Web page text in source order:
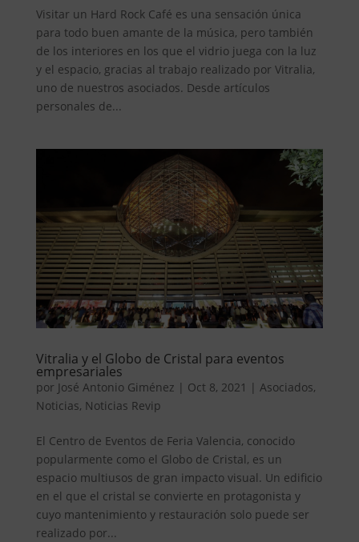
Visitar un Hard Rock Café es una sensación única
para todo buen amante de la música, pero también
de los interiores en los que el vidrio juega con la luz
y el espacio, gracias al trabajo realizado por Vitralia,
uno de nuestros asociados. Desde artículos
personales de...
Vitralia y el Globo de Cristal para eventos
empresariales
por José Antonio Giménez | Oct 8, 2021 | Asociados,
Noticias, Noticias Revip
El Centro de Eventos de Feria Valencia, conocido
popularmente como el Globo de Cristal, es un
espacio multiusos de gran impacto visual. Un edificio
en el que el cristal se convierte en protagonista y
cuyo mantenimiento y restauración solo puede ser
realizado por...